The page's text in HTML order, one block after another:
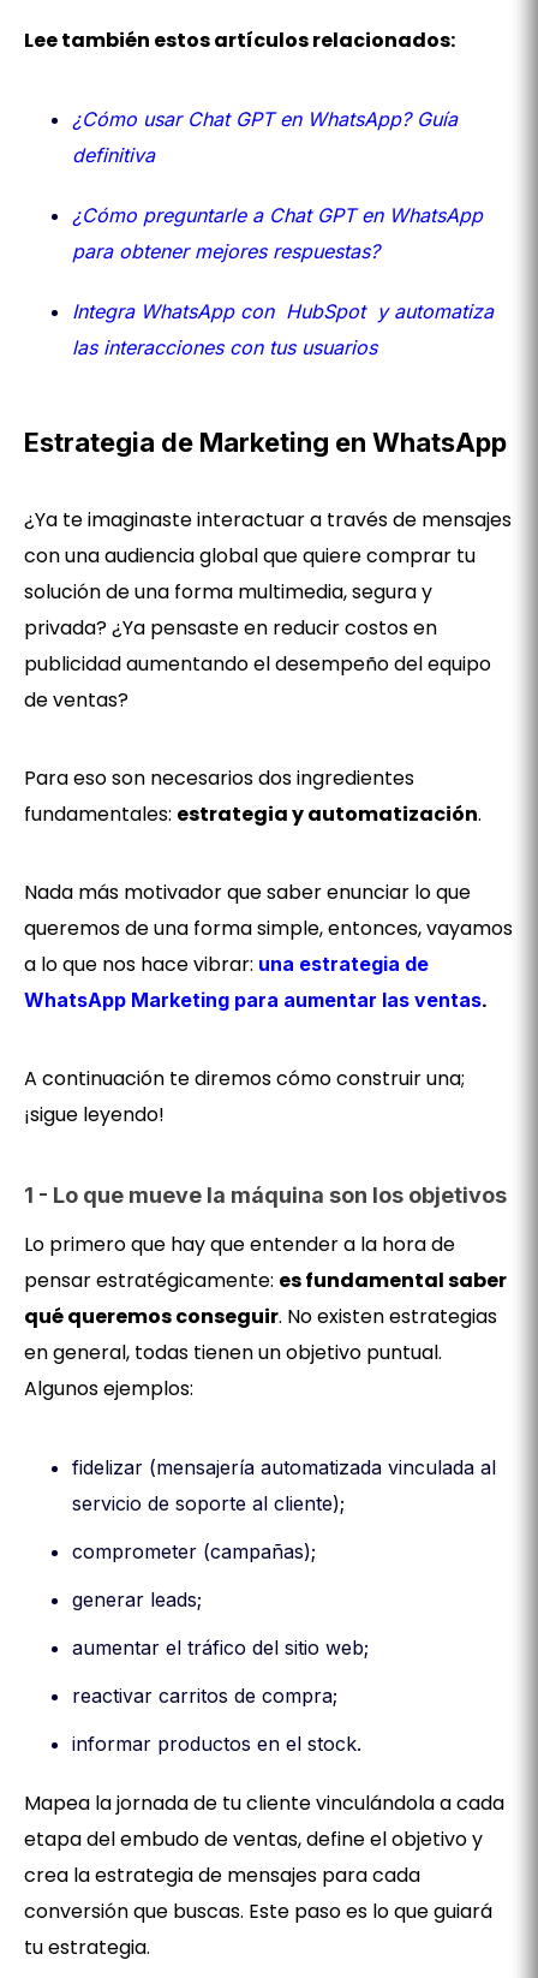
Lee también estos artículos relacionados:
¿Cómo usar Chat GPT en WhatsApp? Guía
definitiva
¿Cómo preguntarle a Chat GPT en WhatsApp
para obtener mejores respuestas?
Integra WhatsApp con HubSpot y automatiza
las interacciones con tus usuarios
Estrategia de Marketing en WhatsApp
¿Ya te imaginaste interactuar a través de mensajes
con una audiencia global que quiere comprar tu
solución de una forma multimedia, segura y
privada? ¿Ya pensaste en reducir costos en
publicidad aumentando el desempeño del equipo
de ventas?
Para eso son necesarios dos ingredientes
fundamentales: estrategia y automatización.
Nada más motivador que saber enunciar lo que
queremos de una forma simple, entonces, vayamos
a lo que nos hace vibrar: una estrategia de
WhatsApp Marketing para aumentar las ventas.
A continuación te diremos cómo construir una;
¡sigue leyendo!
1 - Lo que mueve la máquina son los objetivos
Lo primero que hay que entender a la hora de
pensar estratégicamente: es fundamental saber
qué queremos conseguir. No existen estrategias
en general, todas tienen un objetivo puntual.
Algunos ejemplos:
fidelizar (mensajería automatizada vinculada al
servicio de soporte al cliente);
comprometer (campañas);
generar leads;
aumentar el tráfico del sitio web;
reactivar carritos de compra;
informar productos en el stock.
Mapea la jornada de tu cliente vinculándola a cada
etapa del embudo de ventas, define el objetivo y
crea la estrategia de mensajes para cada
conversión que buscas. Este paso es lo que guiará
tu estrategia.